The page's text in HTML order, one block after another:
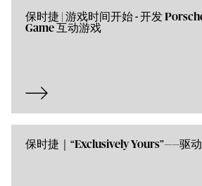
保时捷 | 游戏时间开始 - 开发
Game 互动游戏
保时捷｜“Exclusively Yours”——驱